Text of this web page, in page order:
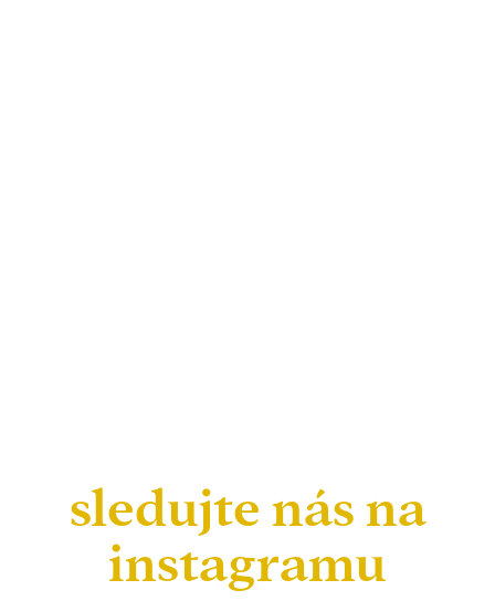
sledujte nás na
instagramu